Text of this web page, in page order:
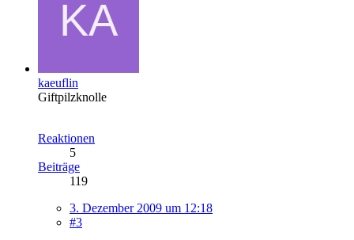
kaeuflin
Giftpilzknolle
Reaktionen
5
Beiträge
119
3. Dezember 2009 um 12:18
#3